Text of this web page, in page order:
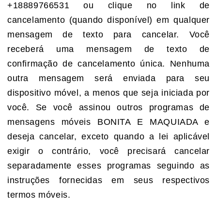
+18889766531 ou clique no link de
cancelamento (quando disponível) em qualquer
mensagem de texto para cancelar. Você
receberá uma mensagem de texto de
confirmação de cancelamento única. Nenhuma
outra mensagem será enviada para seu
dispositivo móvel, a menos que seja iniciada por
você. Se você assinou outros programas de
mensagens móveis BONITA E MAQUIADA e
deseja cancelar, exceto quando a lei aplicável
exigir o contrário, você precisará cancelar
separadamente esses programas seguindo as
instruções fornecidas em seus respectivos
termos móveis.